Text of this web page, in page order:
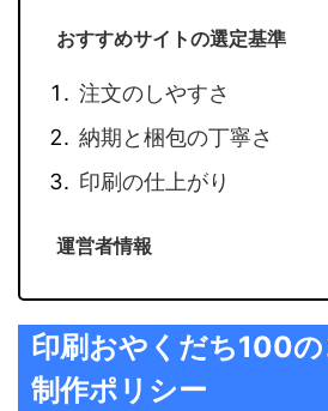
おすすめサイトの選定基準
注文のしやすさ
納期と梱包の丁寧さ
印刷の仕上がり
運営者情報
印刷おやくだち100
制作ポリシー